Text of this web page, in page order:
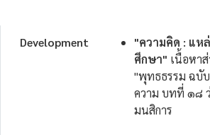
Development
"ความคิด : แห
ศึกษา" เนื้อหา
"พุทธธรรม ฉบั
ความ บทที่ ๑๘
มนสิการ